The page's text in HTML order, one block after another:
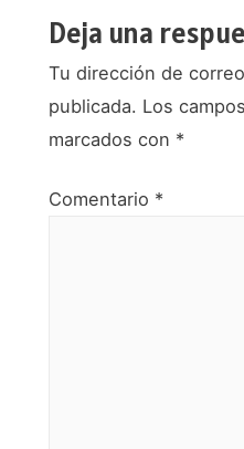
Deja una
Tu dirección de
publicada. Los
marcados con *
Comentario *